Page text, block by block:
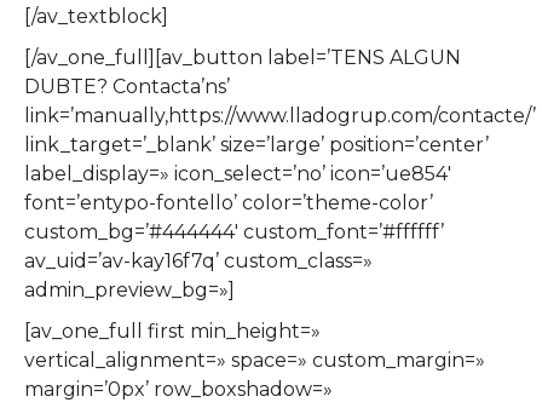
[/av_textblock]
[/av_one_full][av_button label=’TENS ALGUN
DUBTE? Contacta’ns’
link=’manually,https://www.lladogrup.com/contacte/’
link_target=’_blank’ size=’large’ position=’center’
label_display=» icon_select=’no’ icon=’ue854′
font=’entypo-fontello’ color=’theme-color’
custom_bg=’#444444′ custom_font=’#ffffff’
av_uid=’av-kay16f7q’ custom_class=»
admin_preview_bg=»]
[av_one_full first min_height=»
vertical_alignment=» space=» custom_margin=»
margin=’0px’ row_boxshadow=»